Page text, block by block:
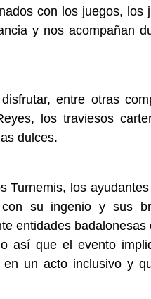
con los juegos, los
y nos acompañan
entre otras
los traviesos
dulces.
Turnemis, los
su ingenio y sus
entidades badalonesas
así que el evento
un acto inclusivo y